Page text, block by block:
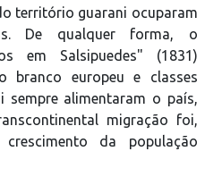
território guarani ocuparam
De qualquer forma, o
em Salsipuedes" (1831)
branco europeu e classes
sempre alimentaram o país,
migração foi,
da população